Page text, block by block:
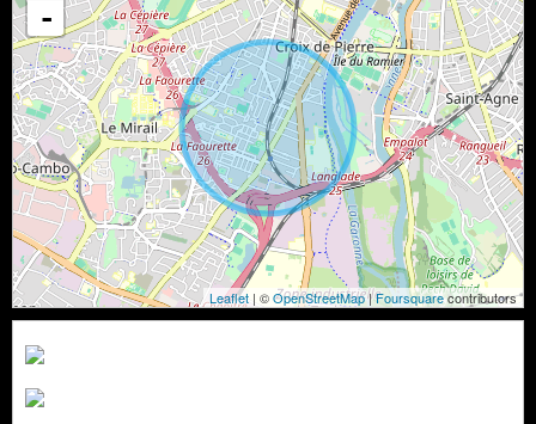
-
Leaflet | ©OpenStreetMap|Foursquarecontributors